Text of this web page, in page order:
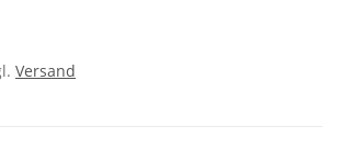
Versand